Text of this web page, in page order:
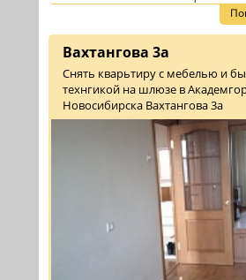
Вахтангова 3а
Снять кварьтиру с мебелью и
технгикой на шлюзе в
Новосибирска Вахтангова 3а